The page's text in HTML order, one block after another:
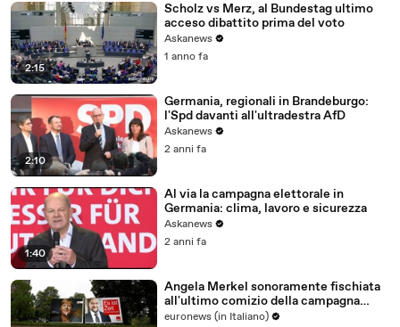
2:15
Scholz vs Merz, al Bundestag ultimo
acceso dibattito prima del voto
Askanews
1 anno fa
2:10
Germania, regionali in Brandeburgo:
l'Spd davanti all'ultradestra AfD
Askanews
2 anni fa
1:40
Al via la campagna elettorale in
Germania: clima, lavoro e sicurezza
Askanews
2 anni fa
Angela Merkel sonoramente fischiata
all'ultimo comizio della campagna
elettorale
euronews (in Italiano)